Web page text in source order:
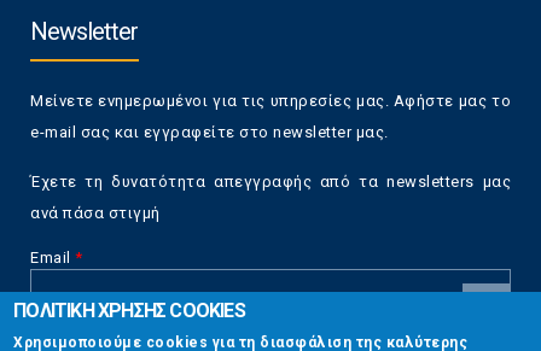
Newsletter
Μείνετε ενημερωμένοι για τις υπηρεσίες μας. Αφήστε μας το
e-mail σας και εγγραφείτε στο newsletter μας.
Έχετε τη δυνατότητα απεγγραφής από τα newsletters μας
ανά πάσα στιγμή
Email *
CAPTCHA
ΠΟΛΙΤΙΚΗ ΧΡΗΣΗΣ COOKIES
Χρησιμοποιούμε cookies για τη διασφάλιση της καλύτερης